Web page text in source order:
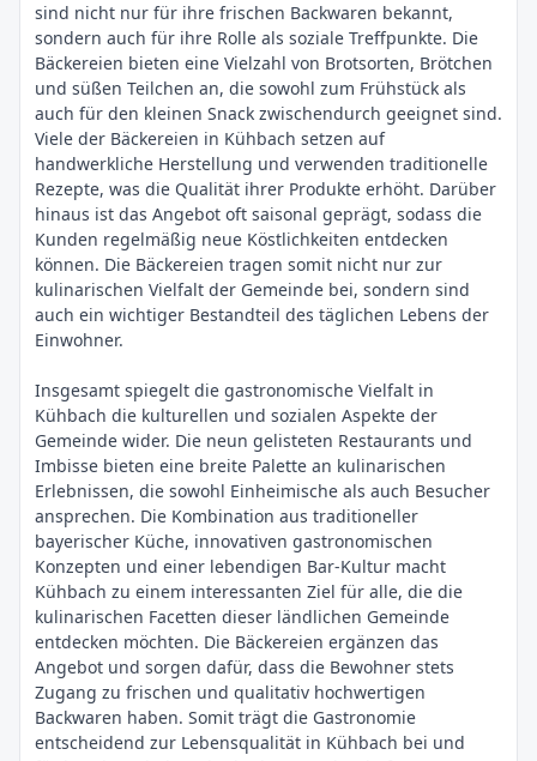
sind nicht nur für ihre frischen Backwaren bekannt,
sondern auch für ihre Rolle als soziale Treffpunkte. Die
Bäckereien bieten eine Vielzahl von Brotsorten, Brötchen
und süßen Teilchen an, die sowohl zum Frühstück als
auch für den kleinen Snack zwischendurch geeignet sind.
Viele der Bäckereien in Kühbach setzen auf
handwerkliche Herstellung und verwenden traditionelle
Rezepte, was die Qualität ihrer Produkte erhöht. Darüber
hinaus ist das Angebot oft saisonal geprägt, sodass die
Kunden regelmäßig neue Köstlichkeiten entdecken
können. Die Bäckereien tragen somit nicht nur zur
kulinarischen Vielfalt der Gemeinde bei, sondern sind
auch ein wichtiger Bestandteil des täglichen Lebens der
Einwohner.
Insgesamt spiegelt die gastronomische Vielfalt in
Kühbach die kulturellen und sozialen Aspekte der
Gemeinde wider. Die neun gelisteten Restaurants und
Imbisse bieten eine breite Palette an kulinarischen
Erlebnissen, die sowohl Einheimische als auch Besucher
ansprechen. Die Kombination aus traditioneller
bayerischer Küche, innovativen gastronomischen
Konzepten und einer lebendigen Bar-Kultur macht
Kühbach zu einem interessanten Ziel für alle, die die
kulinarischen Facetten dieser ländlichen Gemeinde
entdecken möchten. Die Bäckereien ergänzen das
Angebot und sorgen dafür, dass die Bewohner stets
Zugang zu frischen und qualitativ hochwertigen
Backwaren haben. Somit trägt die Gastronomie
entscheidend zur Lebensqualität in Kühbach bei und